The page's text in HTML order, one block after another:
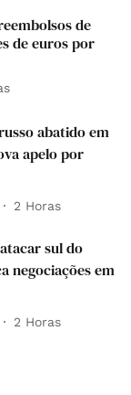
de
de euros por
abatido em
apelo por
2 Horas
sul do
negociações em
2 Horas